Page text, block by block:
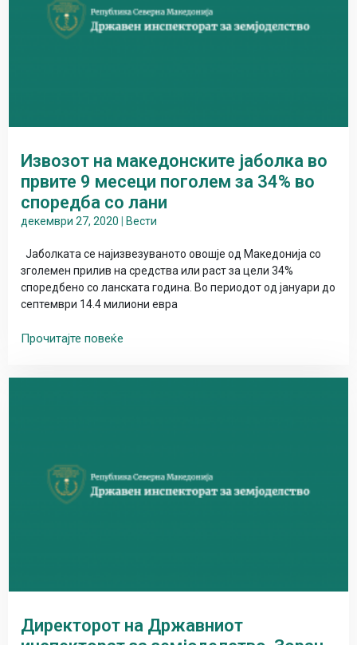
Извозот на македонските јаболка во
првите 9 месеци поголем за 34% во
споредба со лани
декември 27, 2020 Вести
Јаболката се најизвезуваното овошје од Македонија со
зголемен прилив на средства или раст за цели 34%
споредбено со ланската година. Во периодот од јануари до
септември 14.4 милиони евра
Прочитајте повеќе
Директорот на Државниот